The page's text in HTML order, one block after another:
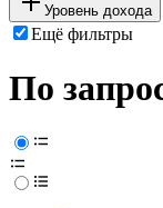
Уровень дохода
Ещё фильтры
По